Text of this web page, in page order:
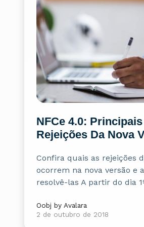
NFCe 4.0: Principais
Rejeições Da Nova
Confira quais as rejeições
ocorrem na nova versão e
resolvê-las A partir do dia
Oobj by Avalara
2 de outubro de 2018